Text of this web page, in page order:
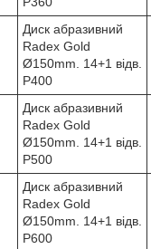
Диск абразивний
Radex Gold
Ø150mm. 14+1 відв.
Р400
Диск абразивний
Radex Gold
Ø150mm. 14+1 відв.
Р500
Диск абразивний
Radex Gold
Ø150mm. 14+1 відв.
Р600